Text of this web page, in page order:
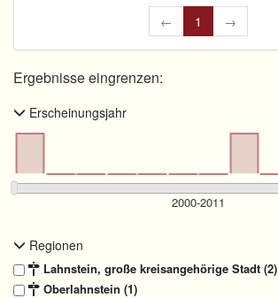
← 1 →
Ergebnisse eingrenzen:
Erscheinungsjahr
Regionen
Lahnstein, große kreisangehörige Stadt (2)
Oberlahnstein (1)